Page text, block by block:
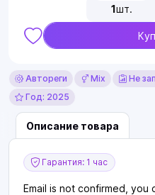
1шт.
Автореги Mix Не
Год: 2025
Описание товара
Гарантия: 1 час
Email is not confirmed, you